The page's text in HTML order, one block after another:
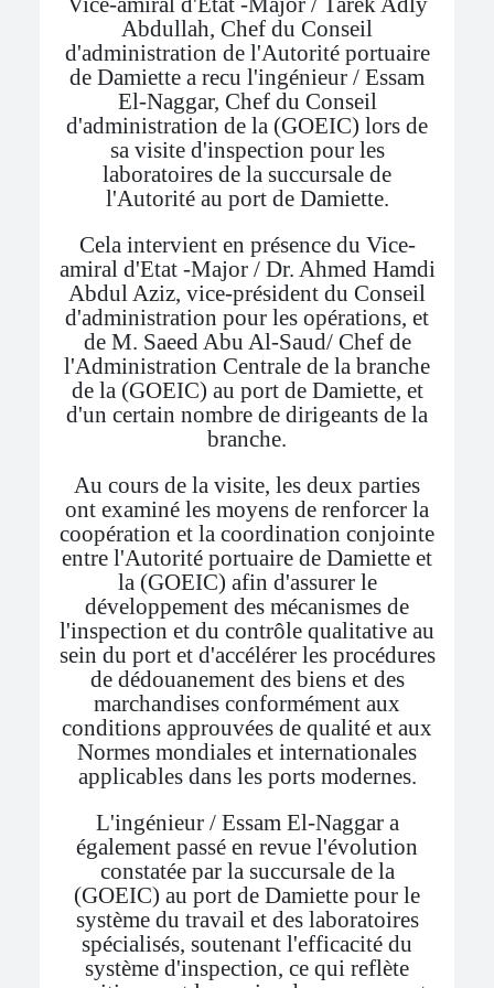
Abdullah, Chef du Conseil
d'administration de l'Autorité portuaire
de Damiette a recu l'ingénieur / Essam
El-Naggar, Chef du Conseil
d'administration de la (GOEIC) lors de
sa visite d'inspection pour les
laboratoires de la succursale de
l'Autorité au port de Damiette.
Cela intervient en présence du Vice-
amiral d'Etat -Major / Dr. Ahmed Hamdi
Abdul Aziz, vice-président du Conseil
d'administration pour les opérations, et
de M. Saeed Abu Al-Saud/ Chef de
l'Administration Centrale de la branche
de la (GOEIC) au port de Damiette, et
d'un certain nombre de dirigeants de la
branche.
Au cours de la visite, les deux parties
ont examiné les moyens de renforcer la
coopération et la coordination conjointe
entre l'Autorité portuaire de Damiette et
la (GOEIC) afin d'assurer le
développement des mécanismes de
l'inspection et du contrôle qualitative au
sein du port et d'accélérer les procédures
de dédouanement des biens et des
marchandises conformément aux
conditions approuvées de qualité et aux
Normes mondiales et internationales
applicables dans les ports modernes.
L'ingénieur / Essam El-Naggar a
également passé en revue l'évolution
constatée par la succursale de la
(GOEIC) au port de Damiette pour le
système du travail et des laboratoires
spécialisés, soutenant l'efficacité du
système d'inspection, ce qui reflète